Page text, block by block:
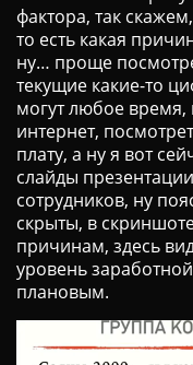
фактора, так
то есть какая
ну… проще
текущие какие-то
могут любое время,
интернет,
плату, а ну я вот
слайды
сотрудников, ну
скрыты, в
причинам, здесь
уровень
плановым.